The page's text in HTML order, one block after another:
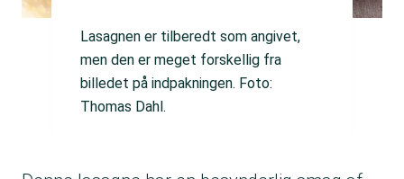
Lasagnen er tilberedt som angivet,
men den er meget forskellig fra
billedet på indpakningen. Foto:
Thomas Dahl.